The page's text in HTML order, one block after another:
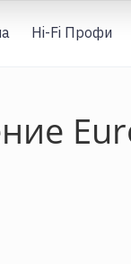
Hi-Fi Профи